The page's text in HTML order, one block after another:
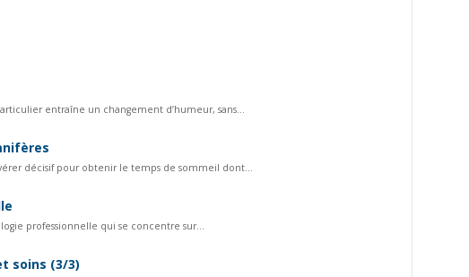
entraîne un changement d’humeur, sans...
décisif pour obtenir le temps de sommeil dont...
professionnelle qui se concentre sur...
soins (3/3)